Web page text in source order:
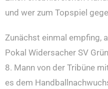
und wer zum Topspiel
Zunächst einmal empfing,
Pokal Widersacher SV
8. Mann von der Tribüne
es dem